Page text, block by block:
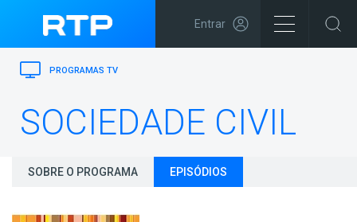
Entrar
PROGRAMAS TV
SOCIEDADE CIVIL
SOBRE O PROGRAMA EPISÓDIOS